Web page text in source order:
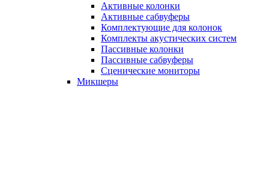
Активные колонки
Активные сабвуферы
Комплектующие для колонок
Комплекты акустических систем
Пассивные колонки
Пассивные сабвуферы
Сценические мониторы
Микшеры